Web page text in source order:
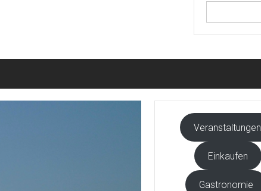
Veranstaltungen
Einkaufen
Gastronomie